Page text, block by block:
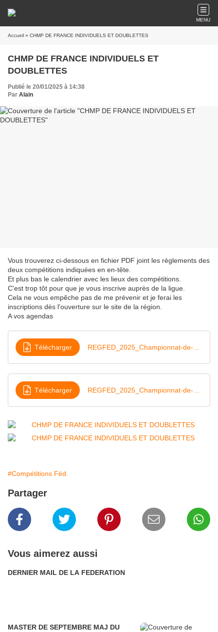
MENU
Accueil » CHMP DE FRANCE INDIVIDUELS ET DOUBLETTES
CHMP DE FRANCE INDIVIDUELS ET
DOUBLETTES
Publié le 20/01/2025 à 14:38
Par Alain
Vous trouverez ci-dessous en fichier PDF joint les règlements des
deux compétitions indiquées en en-tête.
Et plus bas le calendrier avec les lieux des compétitions.
C'est trop tôt pour que je vous inscrive auprès de la ligue.
Cela ne vous empêche pas de me prévenir et je ferai les
inscriptions dès l'ouverture sur le site de la région.
A vos agendas
Télécharger
Télécharger
#Compétitions Féd.
Partager
Vous aimerez aussi
DERNIER MAIL DE LA FEDERATION
MASTER DE SEPTEMBRE MAJ DU